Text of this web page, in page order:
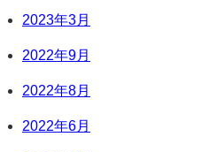
2023年3月
2022年9月
2022年8月
2022年6月